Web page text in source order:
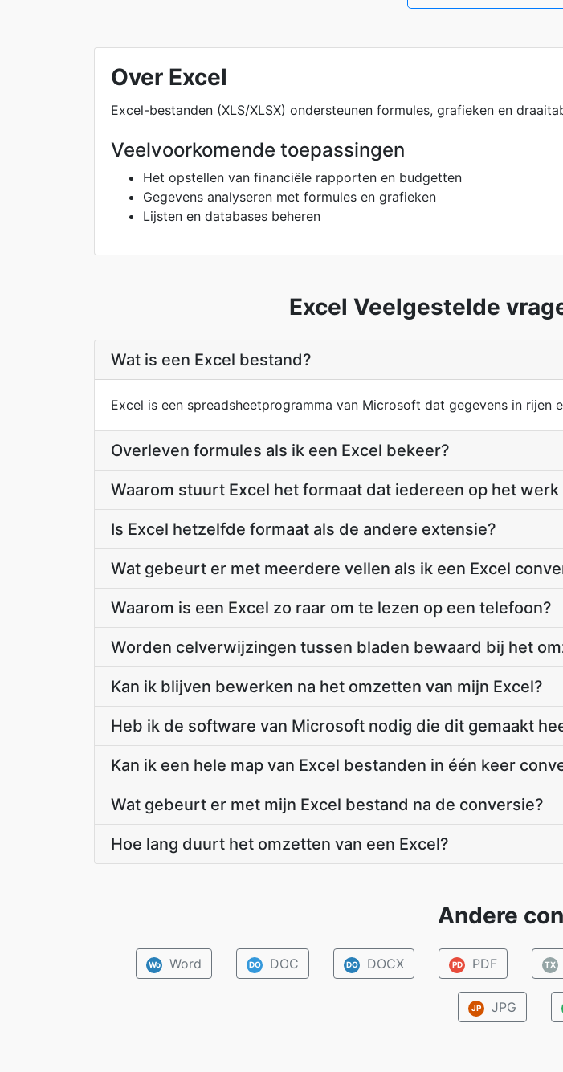
Over Excel
Excel-bestanden (XLS/XLSX) ondersteunen formules, grafieken en
Veelvoorkomende toepassingen
Het opstellen van financiële rapporten en budgetten
Gegevens analyseren met formules en grafieken
Lijsten en databases beheren
Excel Veelgestelde
Wat is een Excel bestand?
Excel is een spreadsheetprogramma van Microsoft dat gegevens in rijen
Overleven formules als ik een Excel bekeer?
Waarom stuurt Excel het formaat dat iedereen op het werk
Is Excel hetzelfde formaat als de andere extensie?
Wat gebeurt er met meerdere vellen als ik een Excel
Waarom is een Excel zo raar om te lezen op een telefoon?
Worden celverwijzingen tussen bladen bewaard bij het
Kan ik blijven bewerken na het omzetten van mijn Excel?
Heb ik de software van Microsoft nodig die dit gemaakt
Kan ik een hele map van Excel bestanden in één keer
Wat gebeurt er met mijn Excel bestand na de conversie?
Hoe lang duurt het omzetten van een Excel?
Andere
Wo Word DO DOC DO DOCX PD PDF TX
JP JPG